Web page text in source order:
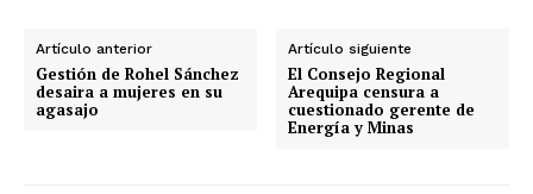
Artículo anterior
Gestión de Rohel Sánchez
desaira a mujeres en su
agasajo
Artículo siguiente
El Consejo Regional
Arequipa censura a
cuestionado gerente de
Energía y Minas